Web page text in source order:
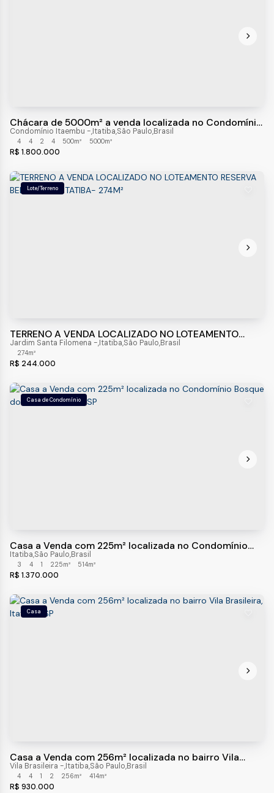
Chácara de 5000m² a venda localizada no Condomínio
Itaembú em Itatiba - SP
R$ 1.800.000
Condomínio Itaembu ,Itatiba,São Paulo,Brasil
4 4 2 4 500m² 5000m²
Lote/Terreno
TERRENO A VENDA LOCALIZADO NO LOTEAMENTO
RESERVA BELLANO EM ITATIBA- 274M²
R$ 244.000
Jardim Santa Filomena ,Itatiba,São Paulo,Brasil
274m²
Casa de Condomínio
Casa a Venda com 225m² localizada no Condomínio
Bosque dos Pires, Itatiba - SP
R$ 1.370.000
Itatiba,São Paulo,Brasil
3 4 1 225m² 514m²
Casa
Casa a Venda com 256m² localizada no bairro Vila
Brasileira, Itatiba- SP
R$ 930.000
Vila Brasileira ,Itatiba,São Paulo,Brasil
4 4 1 2 256m² 414m²